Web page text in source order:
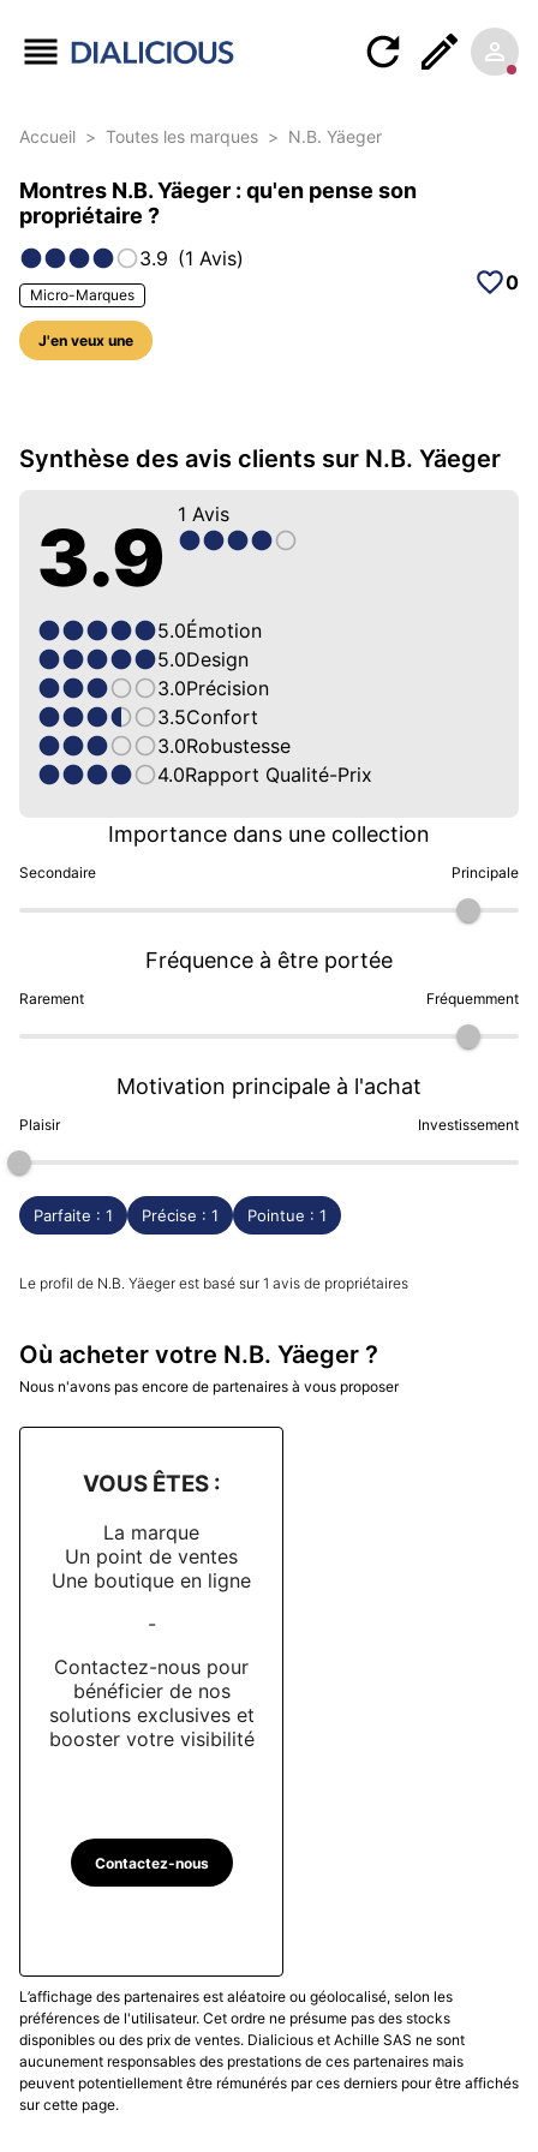
Accueil > Toutes les marques > N.B. Yäeger
Montres N.B. Yäeger : qu'en pense son
propriétaire ?
3.9 (1 Avis)
Micro-Marques
J'en veux une
0
5 photos sur cette marque
Synthèse des avis clients sur N.B. Yäeger
3.9 1 Avis
5.0Émotion
5.0Design
3.0Précision
3.5Confort
3.0Robustesse
4.0Rapport Qualité-Prix
Secondaire
Importance dans une collection
Principale
Rarement
Fréquence à être portée
Fréquemment
Plaisir
Motivation principale à l'achat
Investissement
Parfaite : 1 Précise : 1 Pointue : 1
Le profil de N.B. Yäeger est basé sur 1 avis de propriétaires
Où acheter votre N.B. Yäeger ?
Nous n'avons pas encore de partenaires à vous proposer
VOUS ÊTES :
La marque
Un point de ventes
Une boutique en ligne
-
Contactez-nous pour
bénéficier de nos
solutions exclusives et
booster votre visibilité
Contactez-nous
L’affichage des partenaires est aléatoire ou géolocalisé, selon les
préférences de l'utilisateur. Cet ordre ne présume pas des stocks
disponibles ou des prix de ventes. Dialicious et Achille SAS ne sont
aucunement responsables des prestations de ces partenaires mais
peuvent potentiellement être rémunérés par ces derniers pour être affichés
sur cette page.